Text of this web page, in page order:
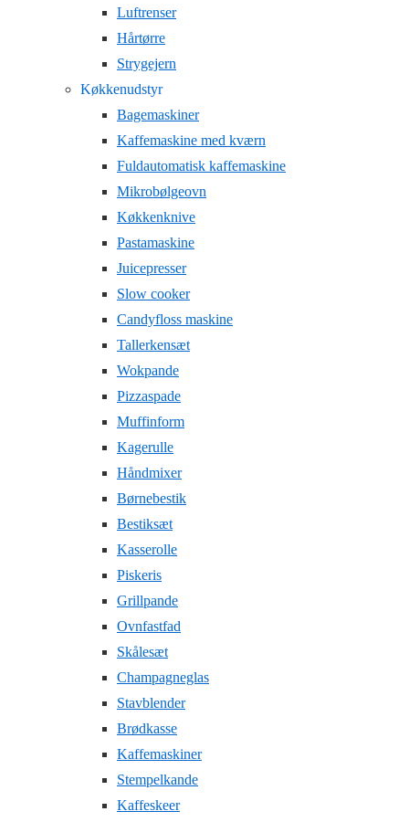
Luftrenser
Hårtørre
Strygejern
Køkkenudstyr
Bagemaskiner
Kaffemaskine med kværn
Fuldautomatisk kaffemaskine
Mikrobølgeovn
Køkkenknive
Pastamaskine
Juicepresser
Slow cooker
Candyfloss maskine
Tallerkensæt
Wokpande
Pizzaspade
Muffinform
Kagerulle
Håndmixer
Børnebestik
Bestiksæt
Kasserolle
Piskeris
Grillpande
Ovnfastfad
Skålesæt
Champagneglas
Stavblender
Brødkasse
Kaffemaskiner
Stempelkande
Kaffeskeer